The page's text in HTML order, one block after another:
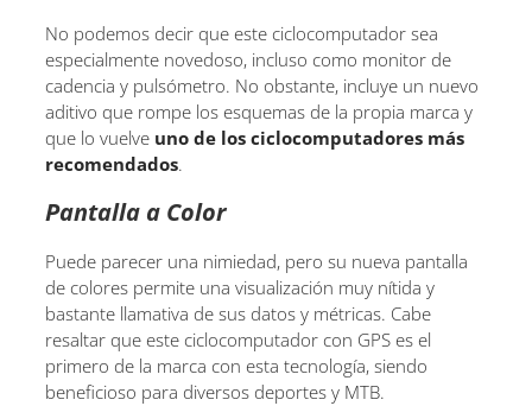
No podemos decir que este ciclocomputador sea
especialmente novedoso, incluso como monitor de
cadencia y pulsómetro. No obstante, incluye un nuevo
aditivo que rompe los esquemas de la propia marca y
que lo vuelve uno de los ciclocomputadores más
recomendados.
Pantalla a Color
Puede parecer una nimiedad, pero su nueva pantalla
de colores permite una visualización muy nítida y
bastante llamativa de sus datos y métricas. Cabe
resaltar que este ciclocomputador con GPS es el
primero de la marca con esta tecnología, siendo
beneficioso para diversos deportes y MTB.